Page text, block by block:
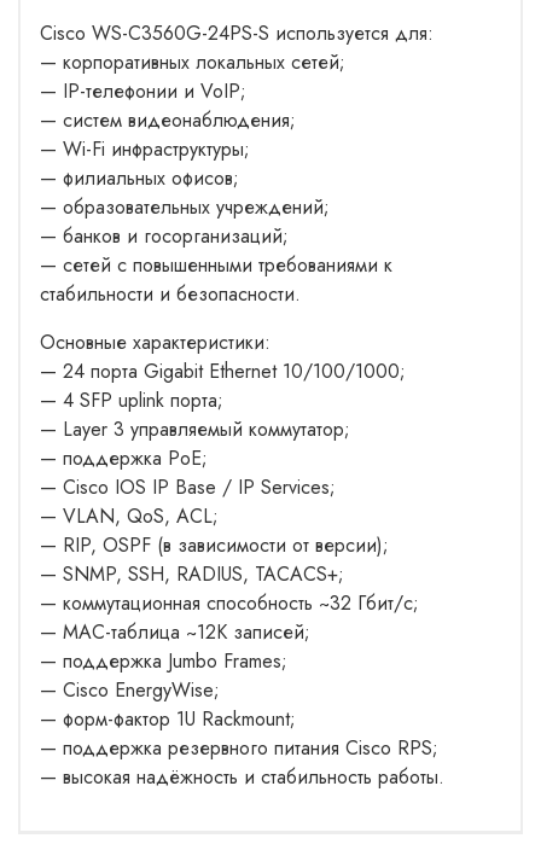
Cisco WS-C3560G-24PS-S используется для:
— корпоративных локальных сетей;
— IP-телефонии и VoIP;
— систем видеонаблюдения;
— Wi-Fi инфраструктуры;
— филиальных офисов;
— образовательных учреждений;
— банков и госорганизаций;
— сетей с повышенными требованиями к
стабильности и безопасности.
Основные характеристики:
— 24 порта Gigabit Ethernet 10/100/1000;
— 4 SFP uplink порта;
— Layer 3 управляемый коммутатор;
— поддержка PoE;
— Cisco IOS IP Base / IP Services;
— VLAN, QoS, ACL;
— RIP, OSPF (в зависимости от версии);
— SNMP, SSH, RADIUS, TACACS+;
— коммутационная способность ~32 Гбит/с;
— MAC-таблица ~12K записей;
— поддержка Jumbo Frames;
— Cisco EnergyWise;
— форм-фактор 1U Rackmount;
— поддержка резервного питания Cisco RPS;
— высокая надёжность и стабильность работы.